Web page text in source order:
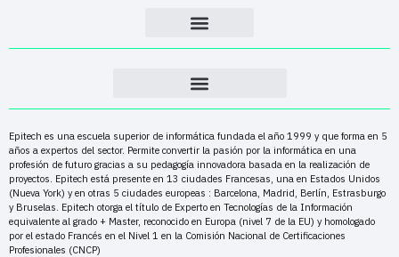
Epitech es una escuela superior de informática fundada el año 1999 y que forma en 5
años a expertos del sector. Permite convertir la pasión por la informática en una
profesión de futuro gracias a su pedagogía innovadora basada en la realización de
proyectos. Epitech está presente en 13 ciudades Francesas, una en Estados Unidos
(Nueva York) y en otras 5 ciudades europeas : Barcelona, Madrid, Berlín, Estrasburgo
y Bruselas. Epitech otorga el título de Experto en Tecnologías de la Información
equivalente al grado + Master, reconocido en Europa (nivel 7 de la EU) y homologado
por el estado Francés en el Nivel 1 en la Comisión Nacional de Certificaciones
Profesionales (CNCP)